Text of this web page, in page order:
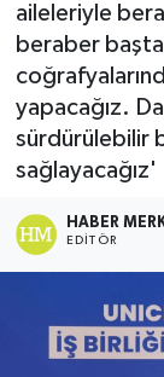
aileleriyle
beraber başta
yapacağız.
sürdürülebilir
sağlayacağız'
HABER
EDITÖR